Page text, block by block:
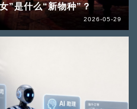
”是什么“新物种”？
2026-05-29